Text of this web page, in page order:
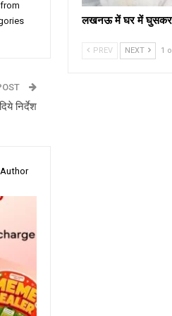
निर्देश
लखनऊ में घर में घुसकर
PREV NEXT 1